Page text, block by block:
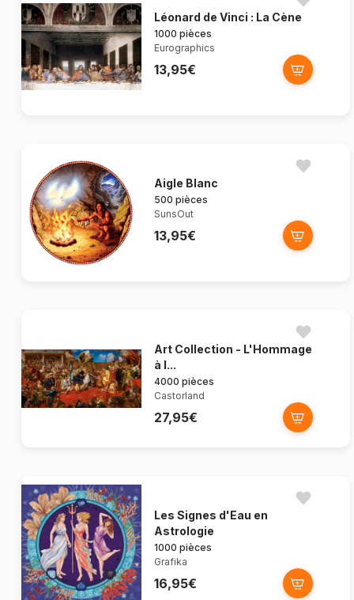
Léonard de Vinci : La Cène
1000 pièces
Eurographics
13,95€
Aigle Blanc
500 pièces
SunsOut
13,95€
Art Collection - L'Hommage
à l...
4000 pièces
Castorland
27,95€
Les Signes d'Eau en
Astrologie
1000 pièces
Grafika
16,95€